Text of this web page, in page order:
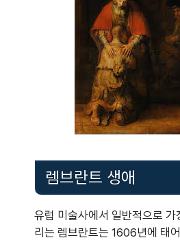
렘브란트 생애
유럽 미술사에서 일반적으로 가
리는 렘브란트는 1606년에 태